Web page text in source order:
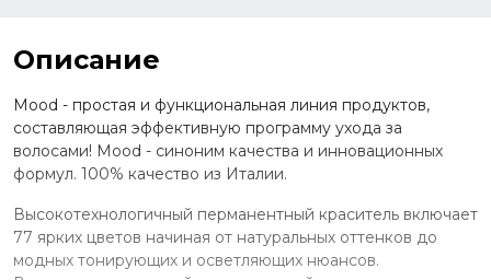
Описание
Mood - простая и функциональная линия продуктов,
составляющая эффективную программу ухода за
волосами! Mood - синоним качества и инновационных
формул. 100% качество из Италии.
Высокотехнологичный перманентный краситель включает
77 ярких цветов начиная от натуральных оттенков до
модных тонирующих и осветляющих нюансов.